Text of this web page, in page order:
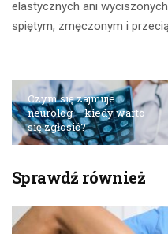
elastycznych ani
spiętym, zmęczonym i
Czym się zajmuje
neurolog – kiedy warto
się zgłosić?
Sprawdź również